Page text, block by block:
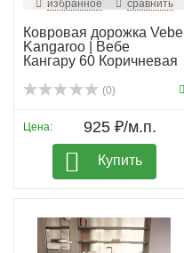
избранное сравнить
Ковровая дорожка Vebe
Kangaroo | Вебе
Кангару 60 Коричневая
(0)
Цена: 925 ₽/м.п.
Купить